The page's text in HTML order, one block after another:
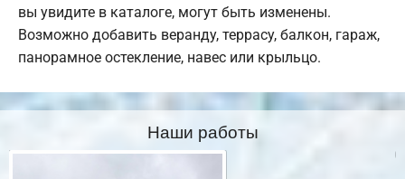
вы увидите в каталоге, могут быть изменены.
Возможно добавить веранду, террасу, балкон, гараж,
панорамное остекление, навес или крыльцо.
Наши работы